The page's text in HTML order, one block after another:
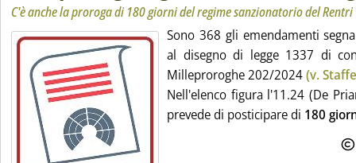
C'è anche la proroga di 180 giorni del regime sanzionatorio del Rentri
Sono 368 gli emendamenti
al disegno di legge 1337 di
Milleproroghe 202/2024(v.
Nell'elenco figura l'11.24 (De
prevede di posticipare di 180